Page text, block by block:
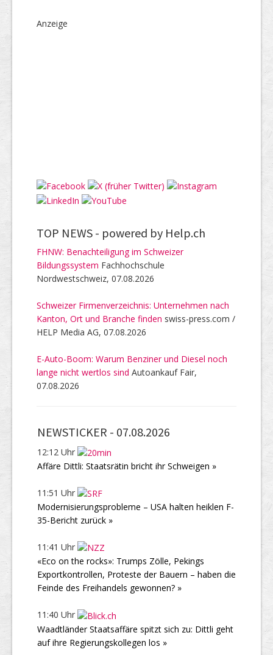
Anzeige
TOP NEWS - powered by Help.ch
FHNW: Benachteiligung im Schweizer
Bildungssystem Fachhochschule
Nordwestschweiz, 07.08.2026
Schweizer Firmenverzeichnis: Unternehmen nach
Kanton, Ort und Branche finden swiss-press.com /
HELP Media AG, 07.08.2026
E-Auto-Boom: Warum Benziner und Diesel noch
lange nicht wertlos sind Autoankauf Fair,
07.08.2026
NEWSTICKER - 07.08.2026
12:12 Uhr
Affäre Dittli: Staatsrätin bricht ihr Schweigen »
11:51 Uhr
Modernisierungsprobleme – USA halten heiklen F-
35-Bericht zurück »
11:41 Uhr
«Eco on the rocks»: Trumps Zölle, Pekings
Exportkontrollen, Proteste der Bauern – haben die
Feinde des Freihandels gewonnen? »
11:40 Uhr
Waadtländer Staatsaffäre spitzt sich zu: Dittli geht
auf ihre Regierungskollegen los »